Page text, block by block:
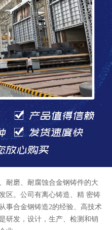
耐磨、耐腐蚀合金钢铸件的大
区。公司有离心铸造、精 密铸
事合金钢铸造2的经验、高技术
研发，设计，生产、检测和销